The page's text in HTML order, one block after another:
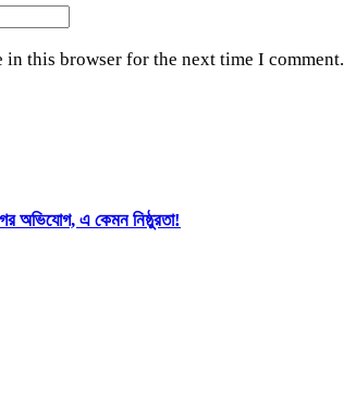
in this browser for the next time I comment.
অভিযোগ, এ কেমন নিষ্ঠুরতা!